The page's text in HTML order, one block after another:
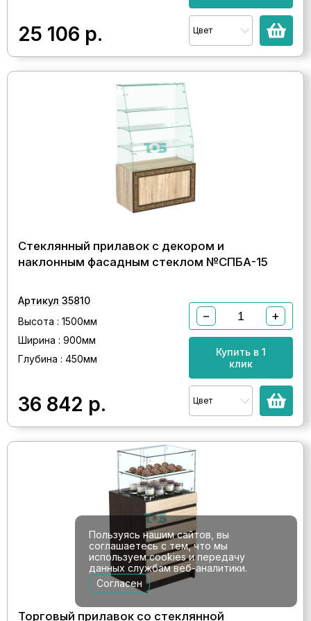
25 106 р. Цвет
Стеклянный прилавок с декором и
наклонным фасадным стеклом №СПБА-15
Артикул 35810
Высота : 1500мм
Ширина : 900мм
Глубина : 450мм
36 842 р.
− +
Купить в 1
клик
Цвет
Торговый прилавок со стеклянной
Пользуясь нашим сайтов, вы
соглашаетесь с тем, что мы
используем cookies и передачу
данных службам веб-аналитики.
Согласен